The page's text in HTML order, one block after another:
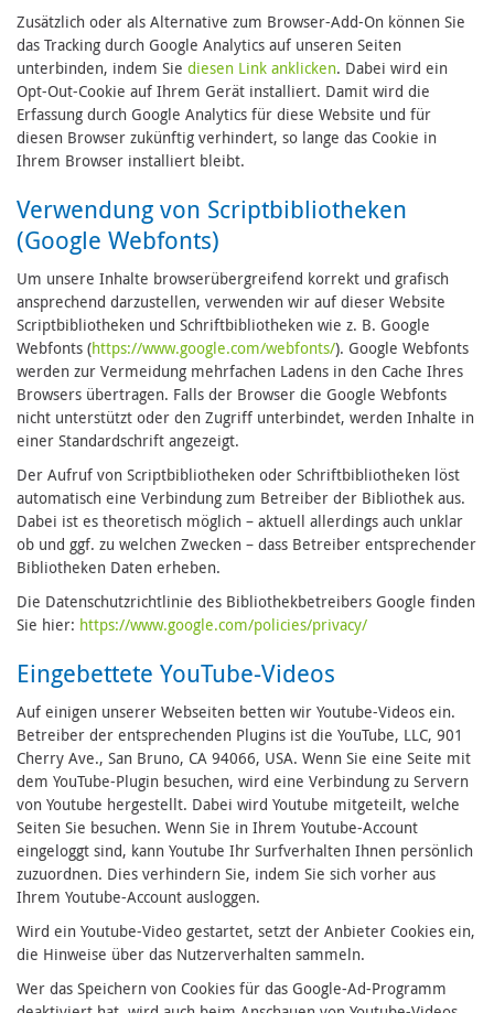
Zusätzlich oder als Alternative zum Browser-Add-On können Sie
das Tracking durch Google Analytics auf unseren Seiten
unterbinden, indem Sie diesen Link anklicken. Dabei wird ein
Opt-Out-Cookie auf Ihrem Gerät installiert. Damit wird die
Erfassung durch Google Analytics für diese Website und für
diesen Browser zukünftig verhindert, so lange das Cookie in
Ihrem Browser installiert bleibt.
Verwendung von Scriptbibliotheken
(Google Webfonts)
Um unsere Inhalte browserübergreifend korrekt und grafisch
ansprechend darzustellen, verwenden wir auf dieser Website
Scriptbibliotheken und Schriftbibliotheken wie z. B. Google
Webfonts (https://www.google.com/webfonts/). Google Webfonts
werden zur Vermeidung mehrfachen Ladens in den Cache Ihres
Browsers übertragen. Falls der Browser die Google Webfonts
nicht unterstützt oder den Zugriff unterbindet, werden Inhalte in
einer Standardschrift angezeigt.
Der Aufruf von Scriptbibliotheken oder Schriftbibliotheken löst
automatisch eine Verbindung zum Betreiber der Bibliothek aus.
Dabei ist es theoretisch möglich – aktuell allerdings auch unklar
ob und ggf. zu welchen Zwecken – dass Betreiber entsprechender
Bibliotheken Daten erheben.
Die Datenschutzrichtlinie des Bibliothekbetreibers Google finden
Sie hier: https://www.google.com/policies/privacy/
Eingebettete YouTube-Videos
Auf einigen unserer Webseiten betten wir Youtube-Videos ein.
Betreiber der entsprechenden Plugins ist die YouTube, LLC, 901
Cherry Ave., San Bruno, CA 94066, USA. Wenn Sie eine Seite mit
dem YouTube-Plugin besuchen, wird eine Verbindung zu Servern
von Youtube hergestellt. Dabei wird Youtube mitgeteilt, welche
Seiten Sie besuchen. Wenn Sie in Ihrem Youtube-Account
eingeloggt sind, kann Youtube Ihr Surfverhalten Ihnen persönlich
zuzuordnen. Dies verhindern Sie, indem Sie sich vorher aus
Ihrem Youtube-Account ausloggen.
Wird ein Youtube-Video gestartet, setzt der Anbieter Cookies ein,
die Hinweise über das Nutzerverhalten sammeln.
Wer das Speichern von Cookies für das Google-Ad-Programm